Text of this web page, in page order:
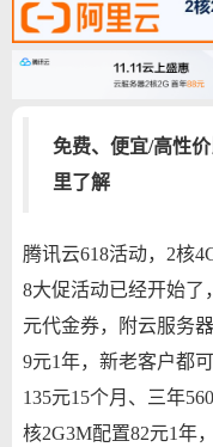
免费、便宜/高性
里了解
腾讯云618活动，2核
8大促活动已经开始了
元代金券，附云服务
9元1年，新老客户都
135元15个月、三年
核2G3M配置82元1年